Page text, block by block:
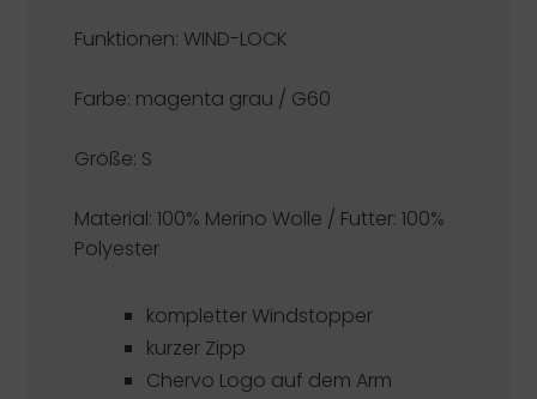
Funktionen:WIND-LOCK
Farbe: magenta grau / G60
Größe: S
Material: 100% Merino Wolle / Futter: 100%
Polyester
kompletter Windstopper
kurzer Zipp
Chervo Logo auf dem Arm